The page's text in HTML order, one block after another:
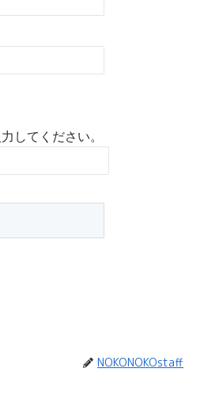
してください。
NOKONOKOstaff